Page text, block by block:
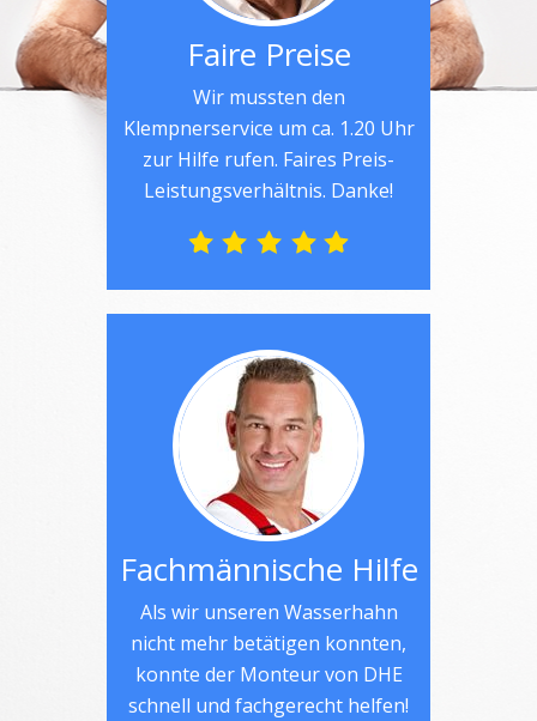
Faire Preise
Wir mussten den
Klempnerservice um ca. 1.20 Uhr
zur Hilfe rufen. Faires Preis-
Leistungsverhältnis. Danke!
Fachmännische Hilfe
Als wir unseren Wasserhahn
nicht mehr betätigen konnten,
konnte der Monteur von DHE
schnell und fachgerecht helfen!